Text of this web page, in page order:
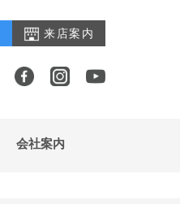
来店案内
会社案内